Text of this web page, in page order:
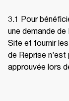
3.1 Pour
une demande
Site et fournir
de Reprise
approuvée lors